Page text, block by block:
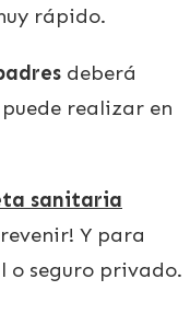
rápido.
deberá
realizar en
sanitaria
Y para
seguro privado.